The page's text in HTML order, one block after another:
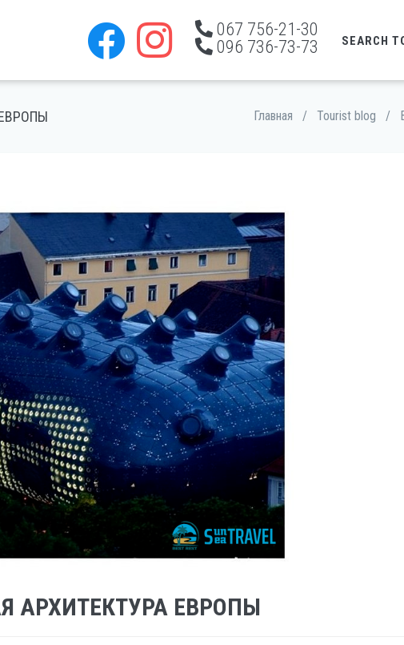
067 756-21-30
096 736-73-73
SEARCH
Главная / Tourist blog /
АРХИТЕКТУРА ЕВРОПЫ